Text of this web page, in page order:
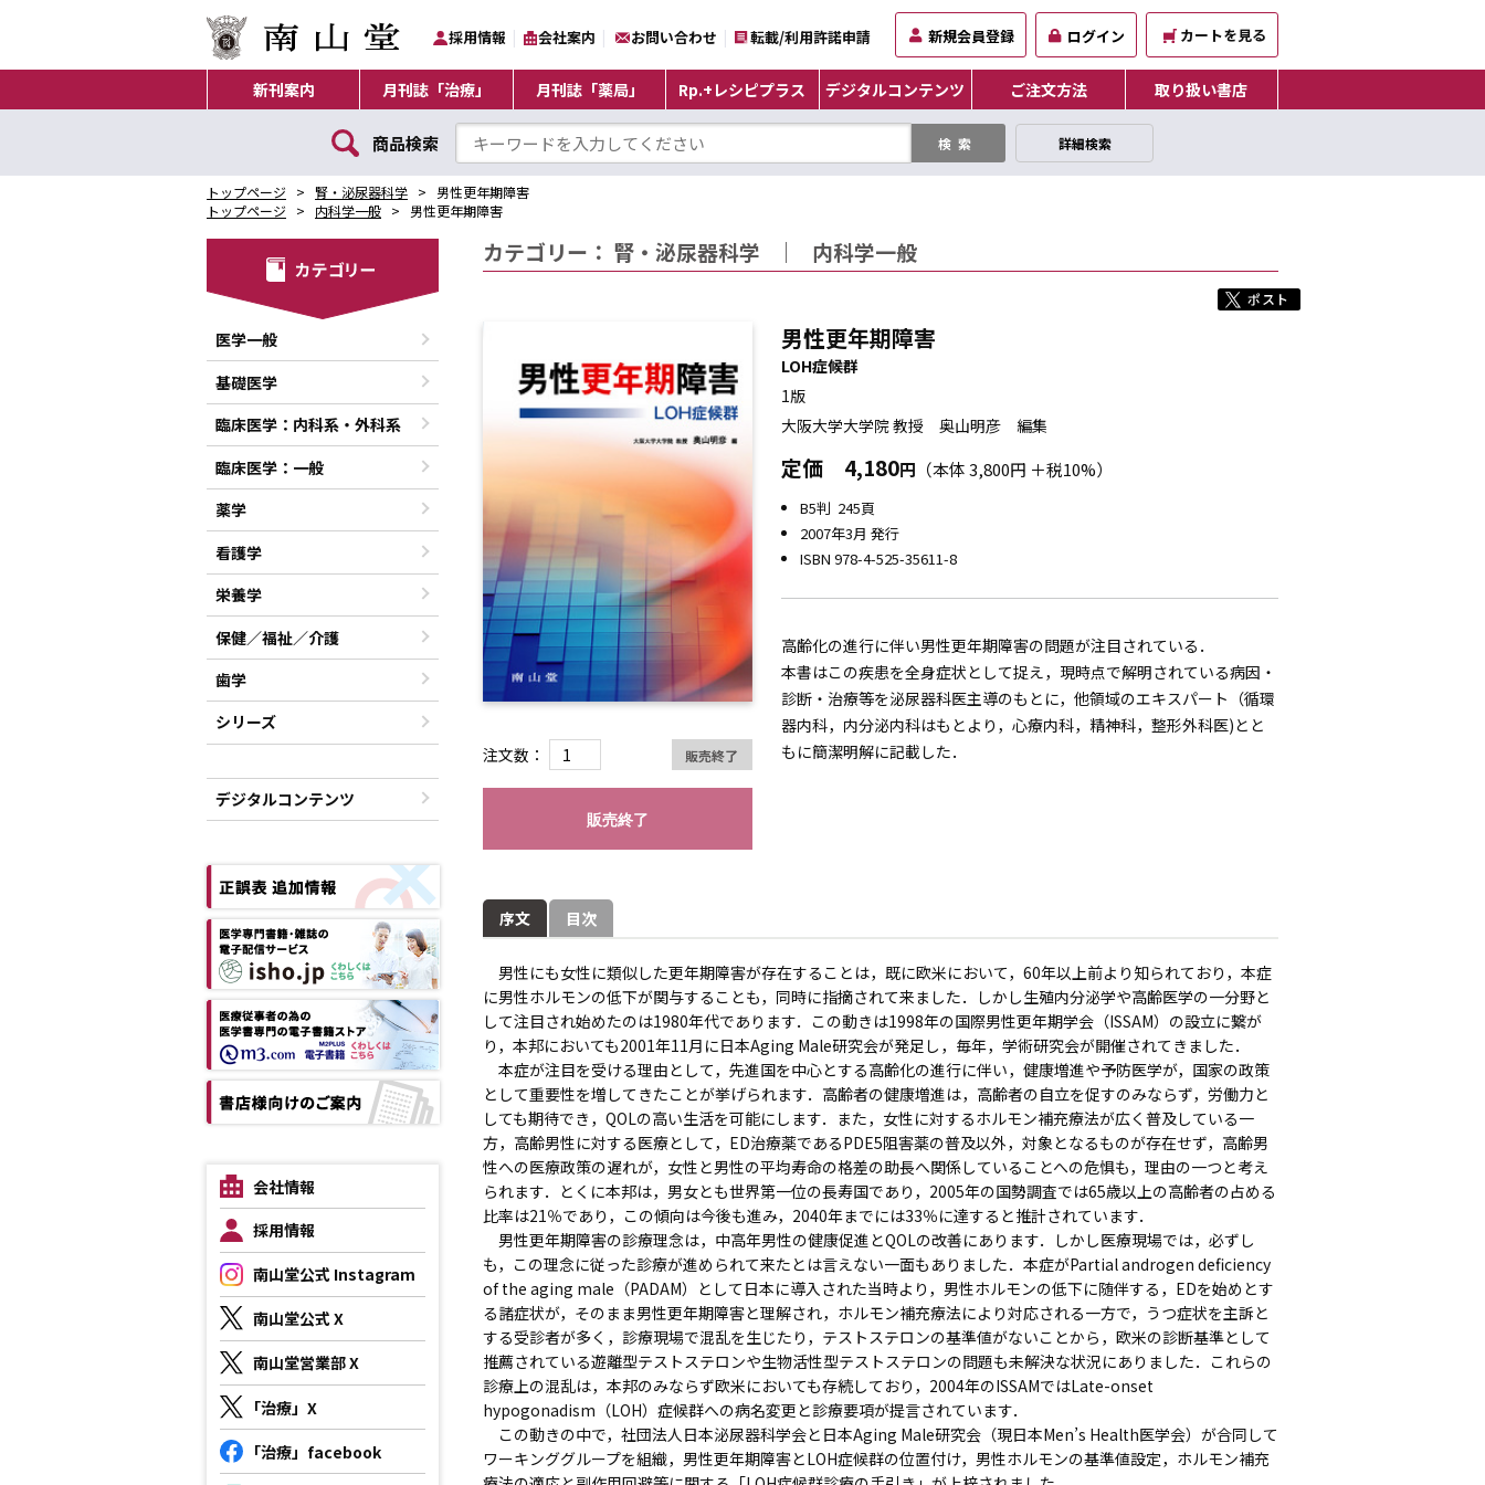
採用情報 会社案内 お問い合わせ 転載/利用許諾申請 新規会員登録 ログイン カートを見る
新刊案内 月刊誌「治療」 月刊誌「薬局」 Rp.+レシピプラス デジタルコンテンツ ご注文方法 取り扱い書店
商品検索 詳細検索
トップページ 腎・泌尿器科学
男性更年期障害
トップページ
内科学一般 男性更年期障害
医学一般
基礎医学
臨床医学：内科系・外科系
臨床医学：一般
薬学
看護学
栄養学
保健／福祉／介護
歯学
シリーズ
デジタルコンテンツ
会社情報
採用情報
南山堂公式 Instagram
南山堂公式 X
南山堂営業部 X
「治療」X
「治療」facebook
カテゴリー： 腎・泌尿器科学 ｜ 内科学一般
注文数： 販売終了
販売終了
男性更年期障害
LOH症候群
1版
大阪大学大学院 教授 奥山明彦 編集
定価 4,180円 （本体 3,800円 ＋税10%）
B5判 245頁
2007年3月 発行
ISBN 978-4-525-35611-8
高齢化の進行に伴い男性更年期障害の問題が注目されている．
本書はこの疾患を全身症状として捉え，現時点で解明されている病因・
診断・治療等を泌尿器科医主導のもとに，他領域のエキスパート（循環
器内科，内分泌内科はもとより，心療内科，精神科，整形外科医)とと
もに簡潔明解に記載した．
序文 目次
男性にも女性に類似した更年期障害が存在することは，既に欧米において，60年以上前より知られており，本症
に男性ホルモンの低下が関与することも，同時に指摘されて来ました．しかし生殖内分泌学や高齢医学の一分野と
して注目され始めたのは1980年代であります．この動きは1998年の国際男性更年期学会（ISSAM）の設立に繋が
り，本邦においても2001年11月に日本Aging Male研究会が発足し，毎年，学術研究会が開催されてきました．
本症が注目を受ける理由として，先進国を中心とする高齢化の進行に伴い，健康増進や予防医学が，国家の政策
として重要性を増してきたことが挙げられます．高齢者の健康増進は，高齢者の自立を促すのみならず，労働力と
しても期待でき，QOLの高い生活を可能にします．また，女性に対するホルモン補充療法が広く普及している一
方，高齢男性に対する医療として，ED治療薬であるPDE5阻害薬の普及以外，対象となるものが存在せず，高齢男
性への医療政策の遅れが，女性と男性の平均寿命の格差の助長へ関係していることへの危惧も，理由の一つと考え
られます．とくに本邦は，男女とも世界第一位の長寿国であり，2005年の国勢調査では65歳以上の高齢者の占める
比率は21％であり，この傾向は今後も進み，2040年までには33％に達すると推計されています．
男性更年期障害の診療理念は，中高年男性の健康促進とQOLの改善にあります．しかし医療現場では，必ずし
も，この理念に従った診療が進められて来たとは言えない一面もありました．本症がPartial androgen deficiency
of the aging male（PADAM）として日本に導入された当時より，男性ホルモンの低下に随伴する，EDを始めとす
る諸症状が，そのまま男性更年期障害と理解され，ホルモン補充療法により対応される一方で，うつ症状を主訴と
する受診者が多く，診療現場で混乱を生じたり，テストステロンの基準値がないことから，欧米の診断基準として
推薦されている遊離型テストステロンや生物活性型テストステロンの問題も未解決な状況にありました．これらの
診療上の混乱は，本邦のみならず欧米においても存続しており，2004年のISSAMではLate-onset
hypogonadism（LOH）症候群への病名変更と診療要項が提言されています．
この動きの中で，社団法人日本泌尿器科学会と日本Aging Male研究会（現日本Men’s Health医学会）が合同して
ワーキンググループを組織，男性更年期障害とLOH症候群の位置付け，男性ホルモンの基準値設定，ホルモン補充